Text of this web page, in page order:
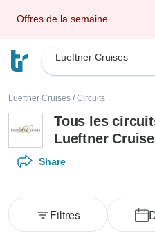
Offres de la semaine
Lueftner Cruises
Lueftner Cruises / Circuits
Tous les
Lueftner
Share
Filtres